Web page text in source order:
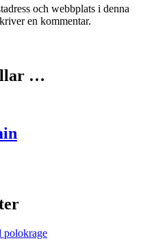
och webbplats i denna
en kommentar.
…